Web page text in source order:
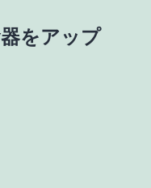
をアップ